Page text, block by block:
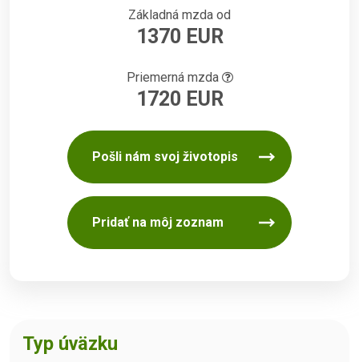
Základná mzda od
1370 EUR
Priemerná mzda
1720 EUR
Pošli nám svoj životopis
Pridať na môj zoznam
Typ úväzku